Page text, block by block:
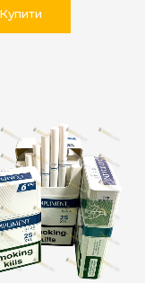
Купити